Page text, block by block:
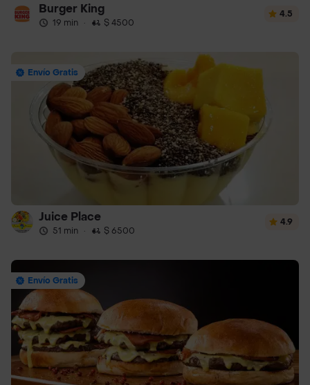
Burger King
19 min · $ 4500
4.5
Envío Gratis
Juice Place
51 min · $ 6500
4.9
Envío Gratis